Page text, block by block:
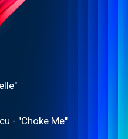
- "Choke Me"